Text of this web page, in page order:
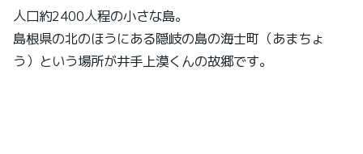
人口約2400人程の小さな島。
島根県の北のほうにある隠岐の島の海士町（あまちょ
う）という場所が井手上漠くんの故郷です。